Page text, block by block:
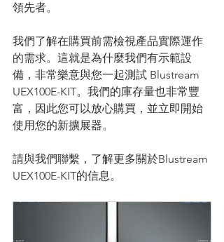
領先者。
我們了解在購買前需檢視產品實際運作
的需求。這就是為什麼我們有示範設
備，非常樂意與您一起測試 Blustream
UEX100E-KIT。我們的庫存量也非常豐
富，因此您可以放心購買，並立即開始
使用您的新擴展器。
請與我們聯繫，了解更多關於Blustream
UEX100E-KIT的信息。